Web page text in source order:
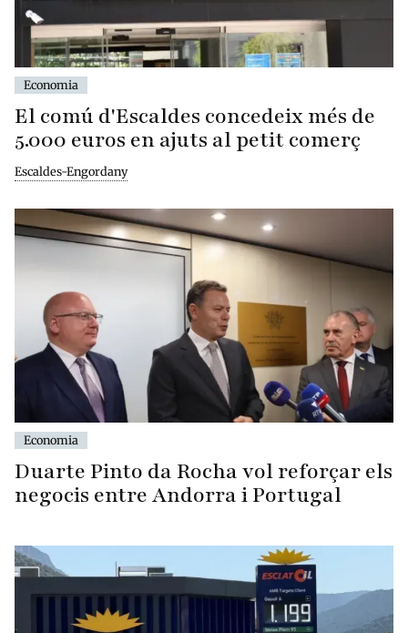
Economia
El comú d'Escaldes concedeix més de
5.000 euros en ajuts al petit comerç
Escaldes-Engordany
Economia
Duarte Pinto da Rocha vol reforçar els
negocis entre Andorra i Portugal